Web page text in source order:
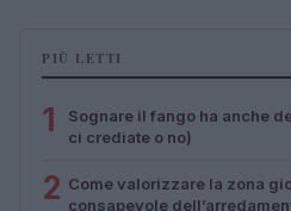
PIÙ LETTI
1
Sognare il fango ha anche
ci crediate o no)
2 Come valorizzare la zona
consapevole